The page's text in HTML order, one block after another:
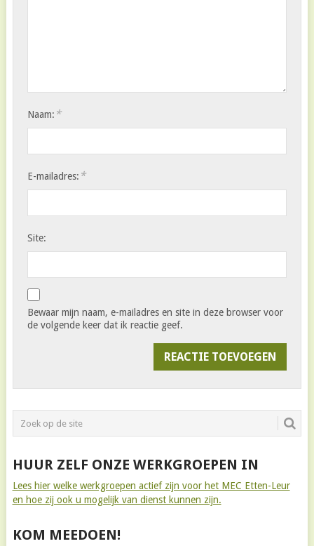
Naam: *
E-mailadres: *
Site:
Bewaar mijn naam, e-mailadres en site in deze browser voor
de volgende keer dat ik reactie geef.
HUUR ZELF ONZE WERKGROEPEN IN
Lees hier welke werkgroepen actief zijn voor het MEC Etten-Leur
en hoe zij ook u mogelijk van dienst kunnen zijn.
KOM MEEDOEN!